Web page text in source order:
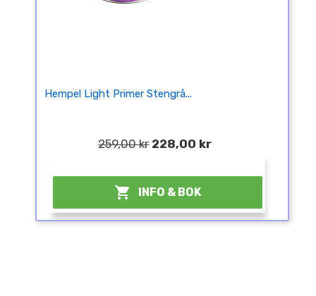
Hempel Light Primer Stengrå...
259,00 kr 228,00 kr
 INFO & BOK